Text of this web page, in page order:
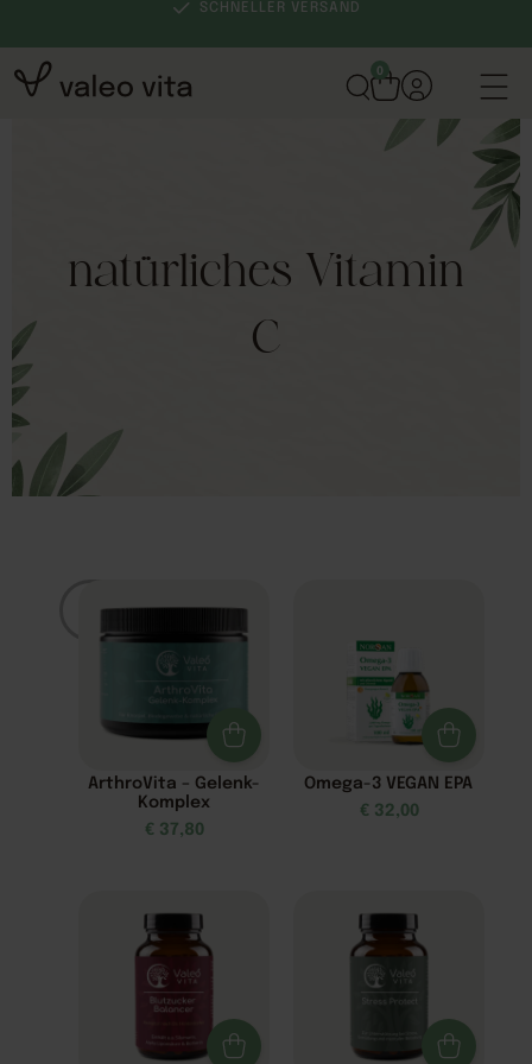
SCHNELLER VERSAND
0
natürliches Vitamin
C
Filter
ArthroVita – Gelenk-
Komplex
€ 37,80
Omega-3 VEGAN EPA
€ 32,00